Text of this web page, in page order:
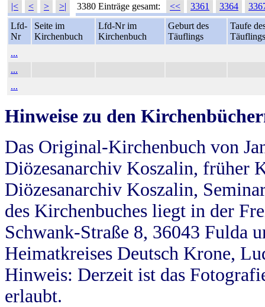
|< < > >| 3380 Einträge gesamt: << 3361 3364
Lfd-
Nr
Seite im
Kirchenbuch
Lfd-Nr im
Kirchenbuch
Geburt des
Täuflings
Taufe
Täuflings
...
...
...
Hinweise zu den
Das Original-Kirchenbuch von
Diözesanarchiv Koszalin, früher
Diözesanarchiv Koszalin,
des Kirchenbuches liegt in der
Schwank-Straße 8, 36043 Fulda
Heimatkreises Deutsch Krone,
Hinweis: Derzeit ist das
erlaubt.